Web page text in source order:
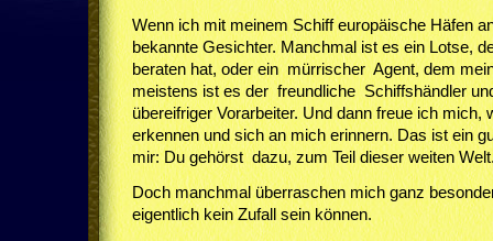
Wenn ich mit meinem Schiff europäische Häfen
bekannte Gesichter. Manchmal ist es ein Lotse,
beraten hat, oder ein mürrischer Agent, dem
meistens ist es der freundliche Schiffshändler
übereifriger Vorarbeiter. Und dann freue ich mich,
erkennen und sich an mich erinnern. Das ist ein
mir: Du gehörst dazu, zum Teil dieser weiten
Doch manchmal überraschen mich ganz
eigentlich kein Zufall sein können.